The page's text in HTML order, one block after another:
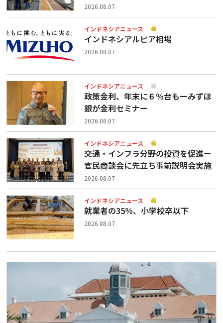
2026.08.07
インドネシアニュース
インドネシアルピア相場
2026.08.07
インドネシアニュース
政策金利、年末に６％台もーみずほ
銀が金利セミナー
2026.08.07
インドネシアニュース
交通・インフラ分野の投資を促進ー
官民商談会に先立ち事前説明会実施
2026.08.07
インドネシアニュース
就業者の35％、小学校卒以下
2026.08.07